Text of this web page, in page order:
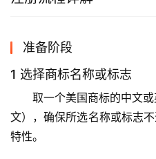
准备阶段
1 选择商标名称或标志
取一个美国商标的中文
文），确保所选名称或标志
特性。